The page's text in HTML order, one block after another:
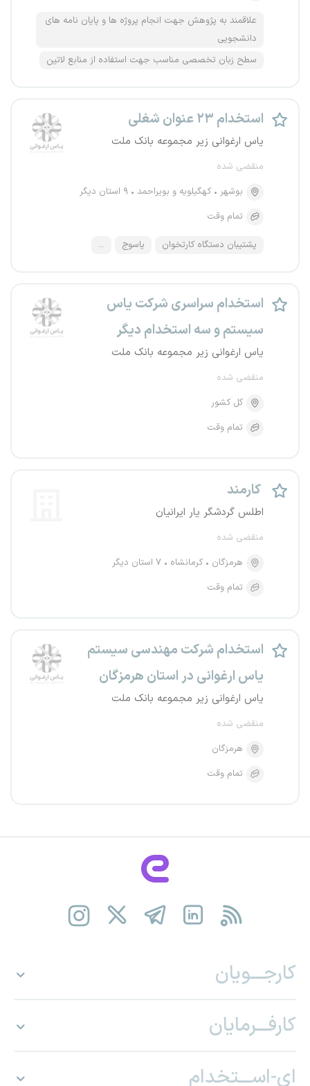
علاقمند به پژوهش جهت انجام پروژه ها و پایان نامه های
دانشجویی
سطح زبان تخصصی مناسب جهت استفاده از منابع لاتین
استخدام ۲۳ عنوان شغلی
یاس ارغوانی زیر مجموعه بانک ملت
منقضی شده
بوشهر
کهگیلویه و بویراحمد
۹ استان دیگر
تمام وقت
پشتیبان دستگاه کارتخوان یاسوج ...
استخدام سراسری شرکت یاس
سیستم و سه استخدام دیگر
یاس ارغوانی زیر مجموعه بانک ملت
منقضی شده
کل کشور
تمام وقت
کارمند
اطلس گردشگر یار ایرانیان
منقضی شده
هرمزگان
کرمانشاه
۷ استان دیگر
تمام وقت
استخدام شرکت مهندسی سیستم
یاس ارغوانی در استان هرمزگان
یاس ارغوانی زیر مجموعه بانک ملت
منقضی شده
هرمزگان
تمام وقت
کارجـــویان
کارفـــرمایان
ای-اســـتخدام